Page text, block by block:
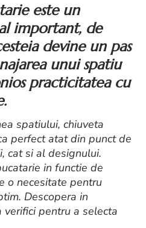
este un
important, de
devine un pas
unui spatiu
practicitatea cu
spatiului, chiuveta
perfect atat din punct de
cat si al designului.
in functie de
o necesitate pentru
Descopera in
verifici pentru a selecta